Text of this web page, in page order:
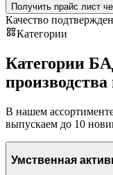
Получить прайс лист
Качество
Категории
Категории
В нашем
выпускаем до 10
Умственная